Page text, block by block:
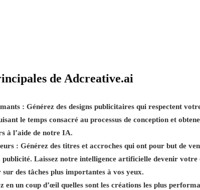
de Adcreative.ai
: Générez des designs publicitaires qui respectent
le temps consacré au processus de conception et
à l’aide de notre IA.
: Générez des titres et accroches qui ont pour but de
publicité. Laissez notre intelligence artificielle devenir
des tâches plus importantes à vos yeux.
en un coup d’œil quelles sont les créations les plus